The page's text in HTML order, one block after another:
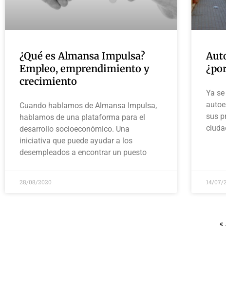
¿Qué es Almansa Impulsa?
Empleo, emprendimiento y
crecimiento
Cuando hablamos de Almansa Impulsa,
hablamos de una plataforma para el
desarrollo socioeconómico. Una
iniciativa que puede ayudar a los
desempleados a encontrar un puesto
28/08/2020
Ya
sus
14/07/